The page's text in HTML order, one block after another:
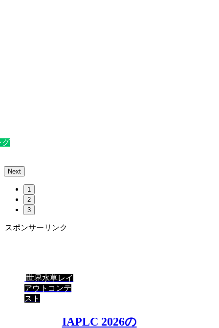
グ
Next
1
2
3
スポンサーリンク
世界水草レイ
アウトコンテ
スト
IAPLC 2026の